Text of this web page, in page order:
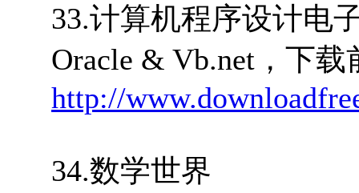
33.计算机程序设计电
Oracle & Vb.net，下
http://
34.数学世界